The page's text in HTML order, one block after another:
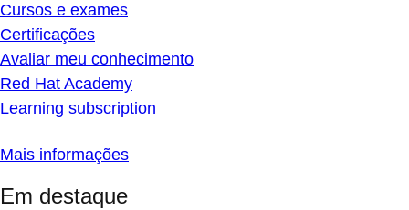
Cursos e exames
Certificações
Avaliar meu conhecimento
Red Hat Academy
Learning subscription
Mais informações
Em destaque